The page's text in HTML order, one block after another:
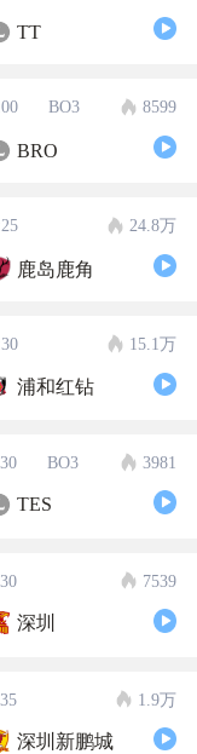
TT
BO3 8599
BRO
24.8万
鹿岛鹿角
15.1万
浦和红钻
BO3 3981
TES
7539
深圳
1.9万
深圳新鹏城